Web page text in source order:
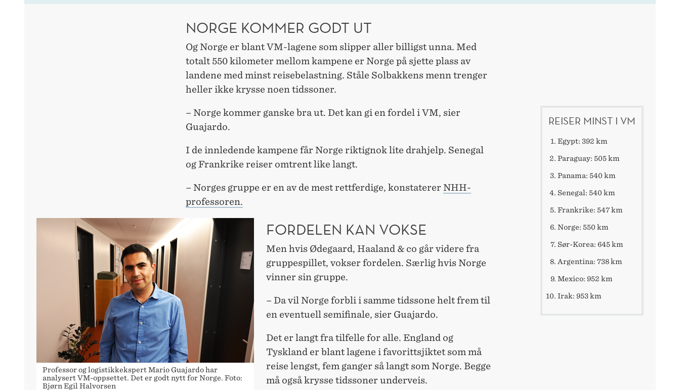
NORGE KOMMER GODT UT
Og Norge er blant VM-lagene som slipper aller billigst unna. Med
totalt 550 kilometer mellom kampene er Norge på sjette plass av
landene med minst reisebelastning. Ståle Solbakkens menn trenger
heller ikke krysse noen tidssoner.
REISER MINST I VM
Egypt: 392 km
Paraguay: 505 km
Panama: 540 km
Senegal: 540 km
Frankrike: 547 km
Norge: 550 km
Sør-Korea: 645 km
Argentina: 738 km
Mexico: 952 km
Irak: 953 km
– Norge kommer ganske bra ut. Det kan gi en fordel i VM, sier
Guajardo.
I de innledende kampene får Norge riktignok lite drahjelp. Senegal
og Frankrike reiser omtrent like langt.
– Norges gruppe er en av de mest rettferdige, konstaterer NHH-
professoren.
Professor og logistikkekspert Mario Guajardo har
analysert VM-oppsettet. Det er godt nytt for Norge. Foto:
Bjørn Egil Halvorsen
FORDELEN KAN VOKSE
Men hvis Ødegaard, Haaland & co går videre fra
gruppespillet, vokser fordelen. Særlig hvis Norge
vinner sin gruppe.
– Da vil Norge forbli i samme tidssone helt frem til
en eventuell semifinale, sier Guajardo.
Det er langt fra tilfelle for alle. England og
Tyskland er blant lagene i favorittsjiktet som må
reise lengst, fem ganger så langt som Norge. Begge
må også krysse tidssoner underveis.